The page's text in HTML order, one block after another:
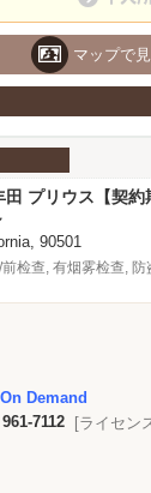
マップで
プリウス【契約
能！
90501
检查, 有烟雾检查,
Demand
7112 [ライセン